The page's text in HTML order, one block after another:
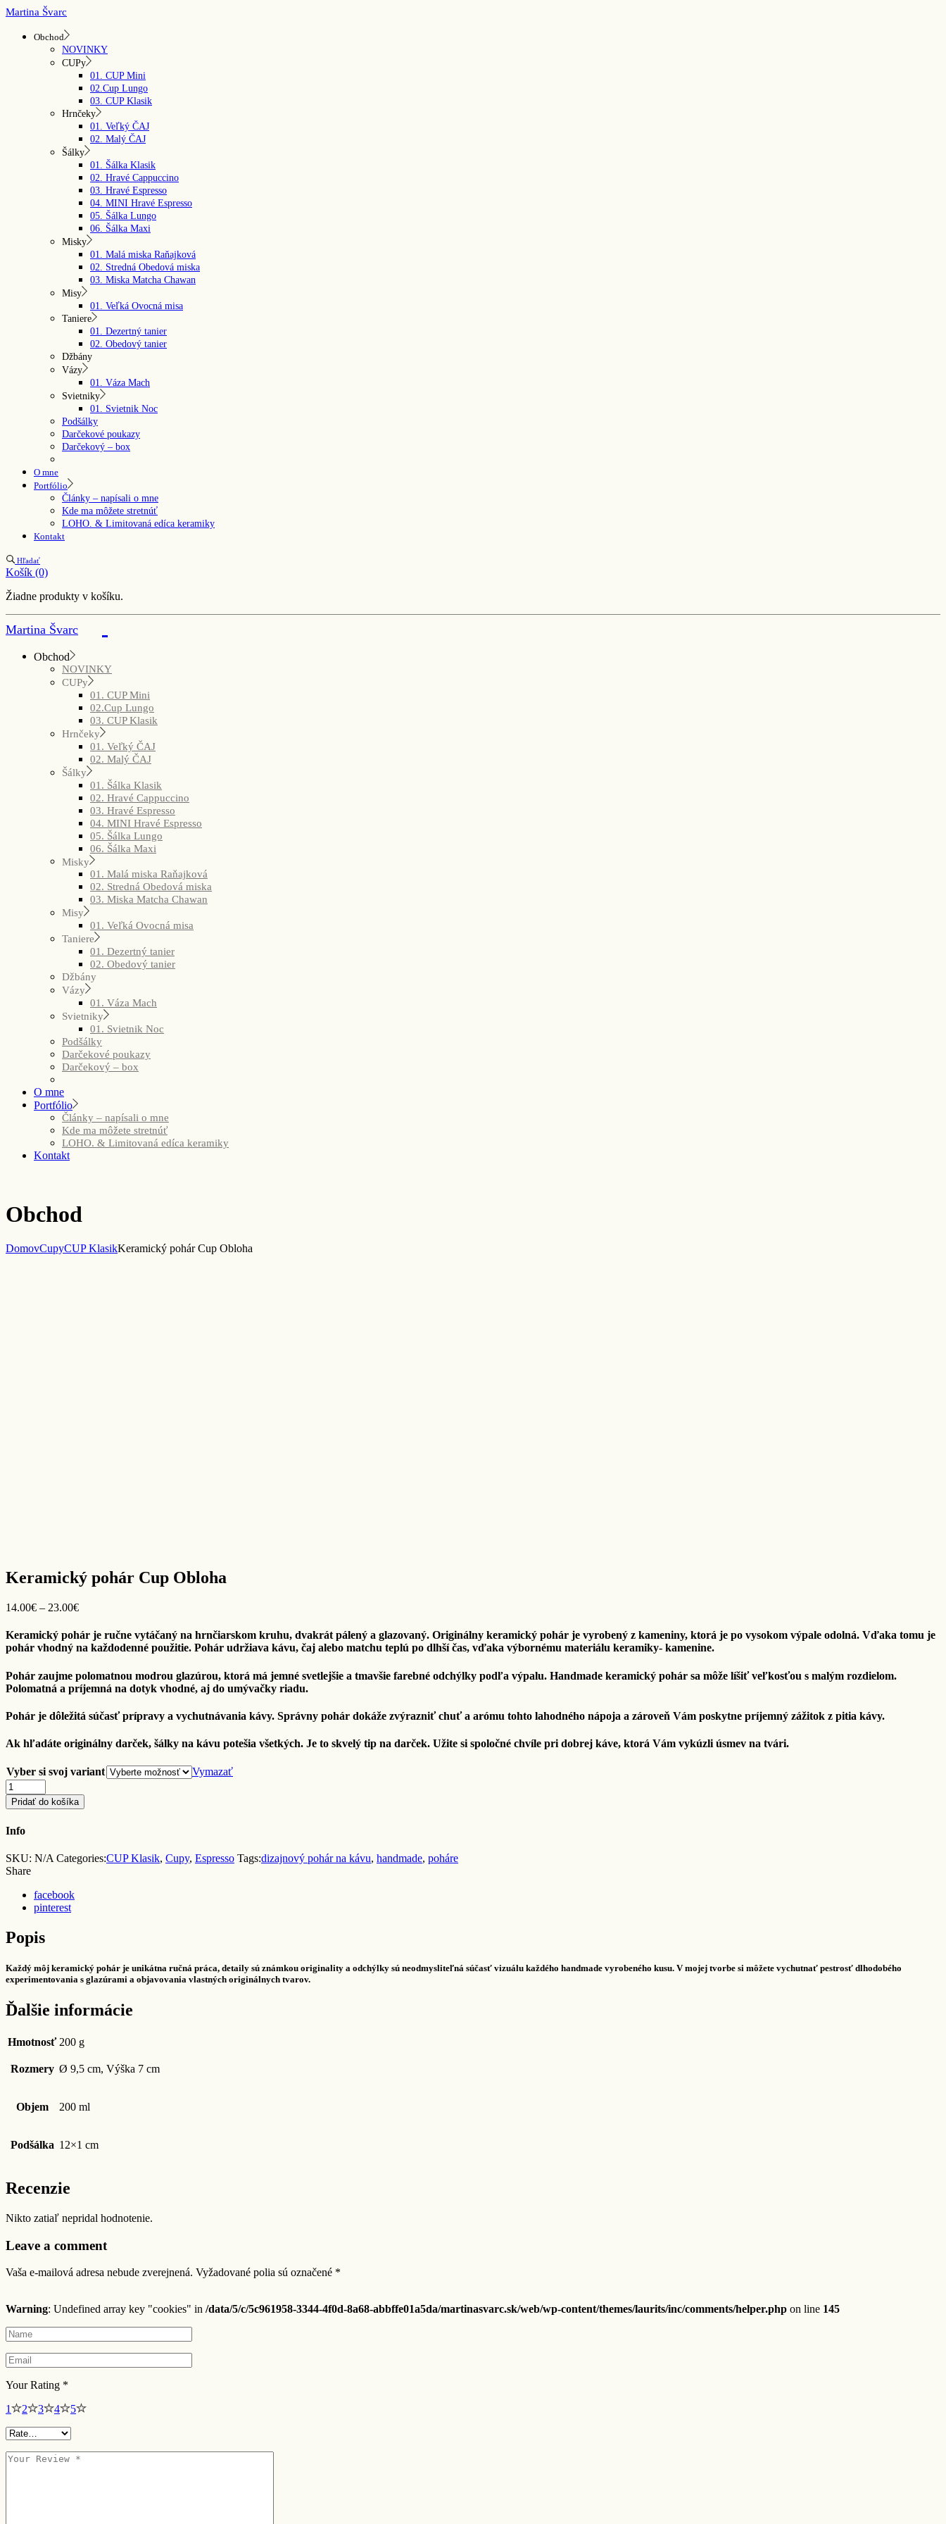
Skip
Martina Švarc
Obchod
NOVINKY
CUPy
01. CUP Mini
02.Cup Lungo
03. CUP Klasik
Hrnčeky
01. Veľký ČAJ
02. Malý ČAJ
Šálky
01. Šálka Klasik
02. Hravé Cappuccino
03. Hravé Espresso
04. MINI Hravé Espresso
05. Šálka Lungo
06. Šálka Maxi
Misky
01. Malá miska Raňajková
02. Stredná Obedová miska
03. Miska Matcha Chawan
Misy
01. Veľká Ovocná misa
Taniere
01. Dezertný tanier
02. Obedový tanier
Džbány
Vázy
01. Váza Mach
Svietniky
01. Svietnik Noc
Podšálky
Darčekové poukazy
Darčekový – box
O mne
Portfólio
Články – napísali o mne
Kde ma môžete stretnúť
LOHO. & Limitovaná edíca keramiky
Kontakt
Hľadať
Košík (0)
Žiadne produkty v košíku.
Martina Švarc
Obchod
NOVINKY
CUPy
01. CUP Mini
02.Cup Lungo
03. CUP Klasik
Hrnčeky
01. Veľký ČAJ
02. Malý ČAJ
Šálky
01. Šálka Klasik
02. Hravé Cappuccino
03. Hravé Espresso
04. MINI Hravé Espresso
05. Šálka Lungo
06. Šálka Maxi
Misky
01. Malá miska Raňajková
02. Stredná Obedová miska
03. Miska Matcha Chawan
Misy
01. Veľká Ovocná misa
Taniere
01. Dezertný tanier
02. Obedový tanier
Džbány
Vázy
01. Váza Mach
Svietniky
01. Svietnik Noc
Podšálky
Darčekové poukazy
Darčekový – box
O mne
Portfólio
Články – napísali o mne
Kde ma môžete stretnúť
LOHO. & Limitovaná edíca keramiky
Kontakt
Obchod
DomovCupyCUP KlasikKeramický pohár Cup Obloha
Keramický pohár Cup Obloha
14.00€ – 23.00€Price
14.00€
through
Keramický pohár je ručne vytáčaný na hrnčiarskom kruhu, dvakrát pálený a glazovaný. Originálny keramický pohár je vyrobený z kameniny, ktorá je po vysokom výpale odolná. Vďaka tomu je
pohár vhodný na každodenné použitie. Pohár udržiava kávu, čaj alebo matchu teplú po dlhší čas, vďaka výbornému materiálu keramiky- kamenine.
Pohár zaujme polomatnou modrou glazúrou, ktorá má jemné svetlejšie a tmavšie farebné odchýlky podľa výpalu. Handmade keramický pohár sa môže líšiť veľkosťou s malým rozdielom.
Polomatná a príjemná na dotyk vhodné, aj do umývačky riadu.
Pohár je dôležitá súčasť prípravy a vychutnávania kávy. Správny pohár dokáže zvýrazniť chuť a arómu tohto lahodného nápoja a zároveň Vám poskytne príjemný zážitok z pitia kávy.
Ak hľadáte originálny darček, šálky na kávu potešia všetkých. Je to skvelý tip na darček. Užite si spoločné chvíle pri dobrej káve, ktorá Vám vykúzli úsmev na tvári.
Vyber si svoj variant
Vymazať
Quantity
Pridať do košíka
Info
SKU: N/A Categories:CUP Klasik, Cupy, Espresso Tags:dizajnový pohár na kávu, handmade, poháre
Share
facebook
pinterest
Popis
Každý môj keramický pohár je unikátna ručná práca, detaily sú známkou originality a odchýlky sú neodmysliteľná súčasť vizuálu každého handmade vyrobeného kusu. V mojej tvorbe si môžete vychutnať pestrosť dlhodobého
experimentovania s glazúrami a objavovania vlastných originálnych tvarov.
Ďalšie informácie
Hmotnosť 200 g
Rozmery Ø 9,5 cm, Výška 7 cm
Objem 200 ml
Podšálka 12×1 cm
Recenzie
Nikto zatiaľ nepridal hodnotenie.
Leave a comment
Vaša e-mailová adresa nebude zverejnená. Vyžadované polia sú označené *
Warning: Undefined array key "cookies" in /data/5/c/5c961958-3344-4f0d-8a68-abbffe01a5da/martinasvarc.sk/web/wp-content/themes/laurits/inc/comments/helper.php on line 145
Your Rating *
1
2 3 4 5